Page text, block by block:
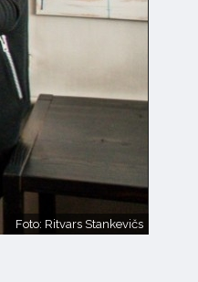
Foto: Ritvars Stankevičs